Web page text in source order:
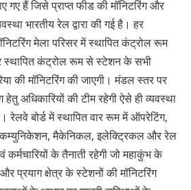
गए हैं जिसे प्राप्त फीड की मॉनिटरिंग और
भारतीय रेल द्वारा की गई है। हर
मेला परिसर में स्थापित कंट्रोल रूम
स्थापित कंट्रोल रूम से स्टेशन के सभी
की मॉनिटरिंग की जाएगी। मंडल स्तर पर
हेतु अधिकारियों की टीम रहेगी ऐसे ही व्यवस्था
रेलवे बोर्ड में स्थापित वार रूम में ऑपरेटिंग,
मैकेनिकल, इलेक्ट्रिकल और रेल
कर्मचारियों के तैनाती रहेगी जो महाकुंभ के
प्रयाग क्षेत्र के स्टेशनों की मॉनिटरिंग